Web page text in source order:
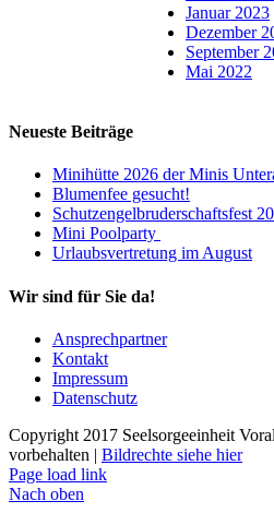
Januar 2023
Dezember
September
Mai 2022
Neueste Beiträge
Minihütte 2026 der Minis
Blumenfee gesucht!
Schutzengelbruderschaftsfest
Mini Poolparty
Urlaubsvertretung im August
Wir sind für Sie da!
Ansprechpartner
Kontakt
Impressum
Datenschutz
Copyright 2017 Seelsorgeeinheit
vorbehalten | Bildrechte siehe hier
Page load link
Nach oben